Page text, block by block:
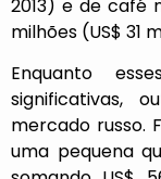
2013) e de café
milhões (US$ 31
Enquanto
significativas,
mercado russo.
uma pequena